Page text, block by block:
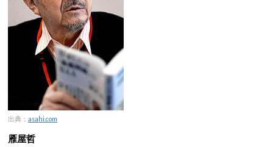
出典： asahi.com
雁屋哲